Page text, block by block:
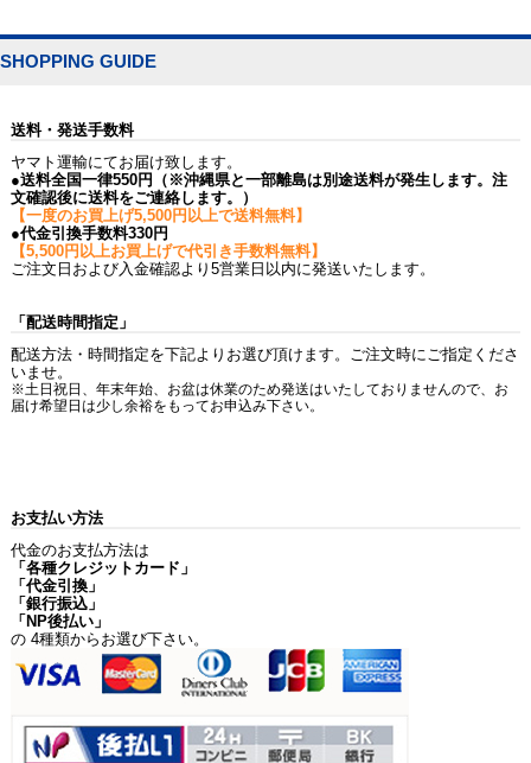
SHOPPING GUIDE
送料・発送手数料
ヤマト運輸にてお届け致します。
●送料全国一律550円（※沖縄県と一部離島は別途送料が発生します。注
文確認後に送料をご連絡します。）
【一度のお買上げ5,500円以上で送料無料】
●代金引換手数料330円
【5,500円以上お買上げで代引き手数料無料】
ご注文日および入金確認より5営業日以内に発送いたします。
「配送時間指定」
配送方法・時間指定を下記よりお選び頂けます。ご注文時にご指定くださ
いませ。
※土日祝日、年末年始、お盆は休業のため発送はいたしておりませんので、お
届け希望日は少し余裕をもってお申込み下さい。
お支払い方法
代金のお支払方法は
「各種クレジットカード」
「代金引換」
「銀行振込」
「NP後払い」
の 4種類からお選び下さい。